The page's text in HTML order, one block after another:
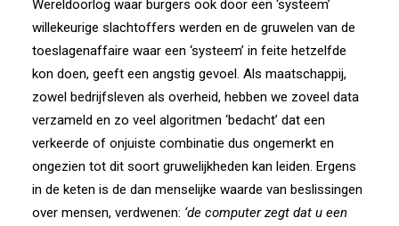
Wereldoorlog waar burgers ook door een ‘systeem’
willekeurige slachtoffers werden en de gruwelen van de
toeslagenaffaire waar een ‘systeem’ in feite hetzelfde
kon doen, geeft een angstig gevoel. Als maatschappij,
zowel bedrijfsleven als overheid, hebben we zoveel data
verzameld en zo veel algoritmen ‘bedacht’ dat een
verkeerde of onjuiste combinatie dus ongemerkt en
ongezien tot dit soort gruwelijkheden kan leiden. Ergens
in de keten is de dan menselijke waarde van beslissingen
over mensen, verdwenen: ‘de computer zegt dat u een